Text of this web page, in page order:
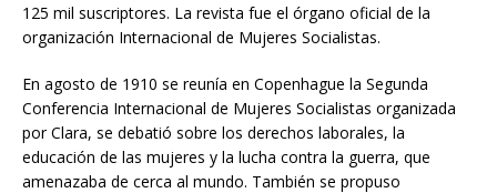
125 mil suscriptores. La revista fue el órgano oficial de la
organización Internacional de Mujeres Socialistas.
En agosto de 1910 se reunía en Copenhague la Segunda
Conferencia Internacional de Mujeres Socialistas organizada
por Clara, se debatió sobre los derechos laborales, la
educación de las mujeres y la lucha contra la guerra, que
amenazaba de cerca al mundo. También se propuso